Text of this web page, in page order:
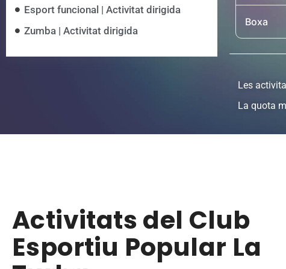
Esport funcional | Activitat dirigida
Zumba | Activitat dirigida
Boxa
Les
La quota
Activitats del Club
Esportiu Popular La